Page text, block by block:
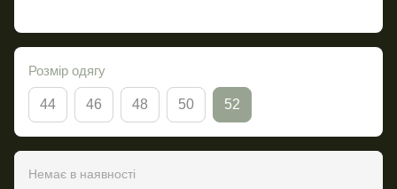
Розмір одягу
44 46 48 50 52
Немає в наявності